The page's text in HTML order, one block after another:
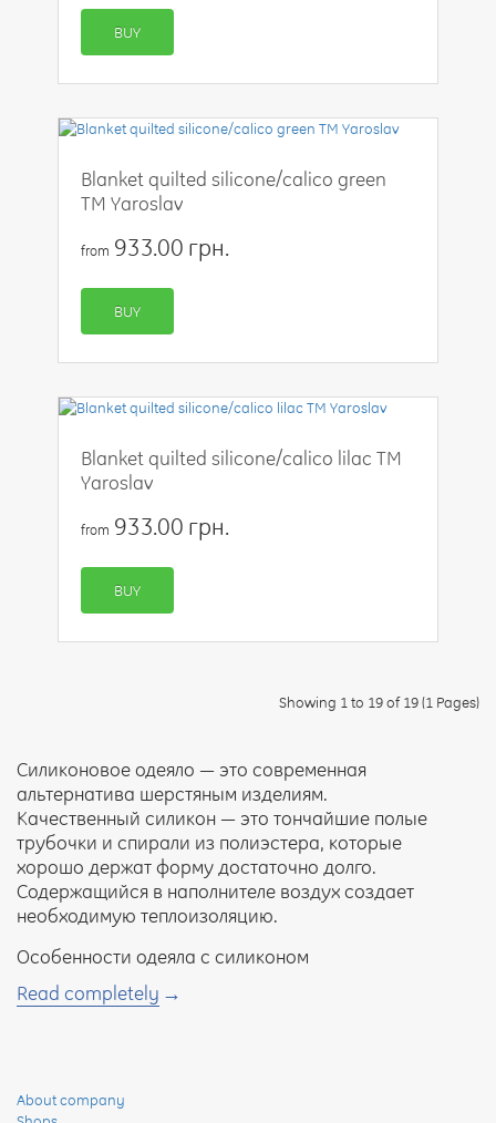
BUY
Blanket quilted silicone/calico green
TM Yaroslav
from 933.00 грн.
BUY
Blanket quilted silicone/calico lilac TM
Yaroslav
from 933.00 грн.
BUY
Showing 1 to 19 of 19 (1 Pages)
Силиконовое одеяло — это современная
альтернатива шерстяным изделиям.
Качественный силикон — это тончайшие полые
трубочки и спирали из полиэстера, которые
хорошо держат форму достаточно долго.
Содержащийся в наполнителе воздух создает
необходимую теплоизоляцию.
Особенности одеяла с силиконом
Такой наполнитель имеет ряд преимуществ
клещи и другие паразиты, выделения которых
вызывают аллергию;
Read completely
About company